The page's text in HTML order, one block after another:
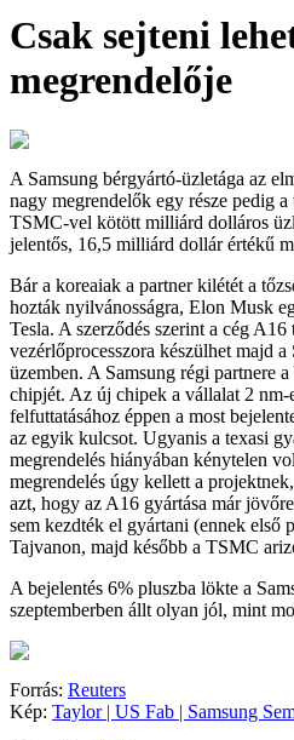
Csak sejteni
megrendelője
A Samsung bérgyártó-üzletága az
nagy megrendelők egy része pedig
TSMC-vel kötött milliárd dolláros
jelentős, 16,5 milliárd dollár értékű
Bár a koreaiak a partner kilétét a
hozták nyilvánosságra, Elon Musk
Tesla. A szerződés szerint a cég
vezérlőprocesszora készülhet majd
üzemben. A Samsung régi partnere
chipjét. Az új chipek a vállalat 2 nm-
felfuttatásához éppen a most
az egyik kulcsot. Ugyanis a texasi
megrendelés hiányában kénytelen
megrendelés úgy kellett a
azt, hogy az A16 gyártása már
sem kezdték el gyártani (ennek első
Tajvanon, majd később a TSMC
A bejelentés 6% pluszba lökte a
szeptemberben állt olyan jól, mint
Forrás: Reuters
Kép: Taylor | US Fab | Samsung